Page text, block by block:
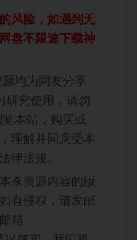
风险，如遇到无
盘不限速下载神
均为网友分享
研究使用，请勿
本站，购买或
理解并同意受本
律法规。
杀资源内容的版
有侵权，请发邮
箱